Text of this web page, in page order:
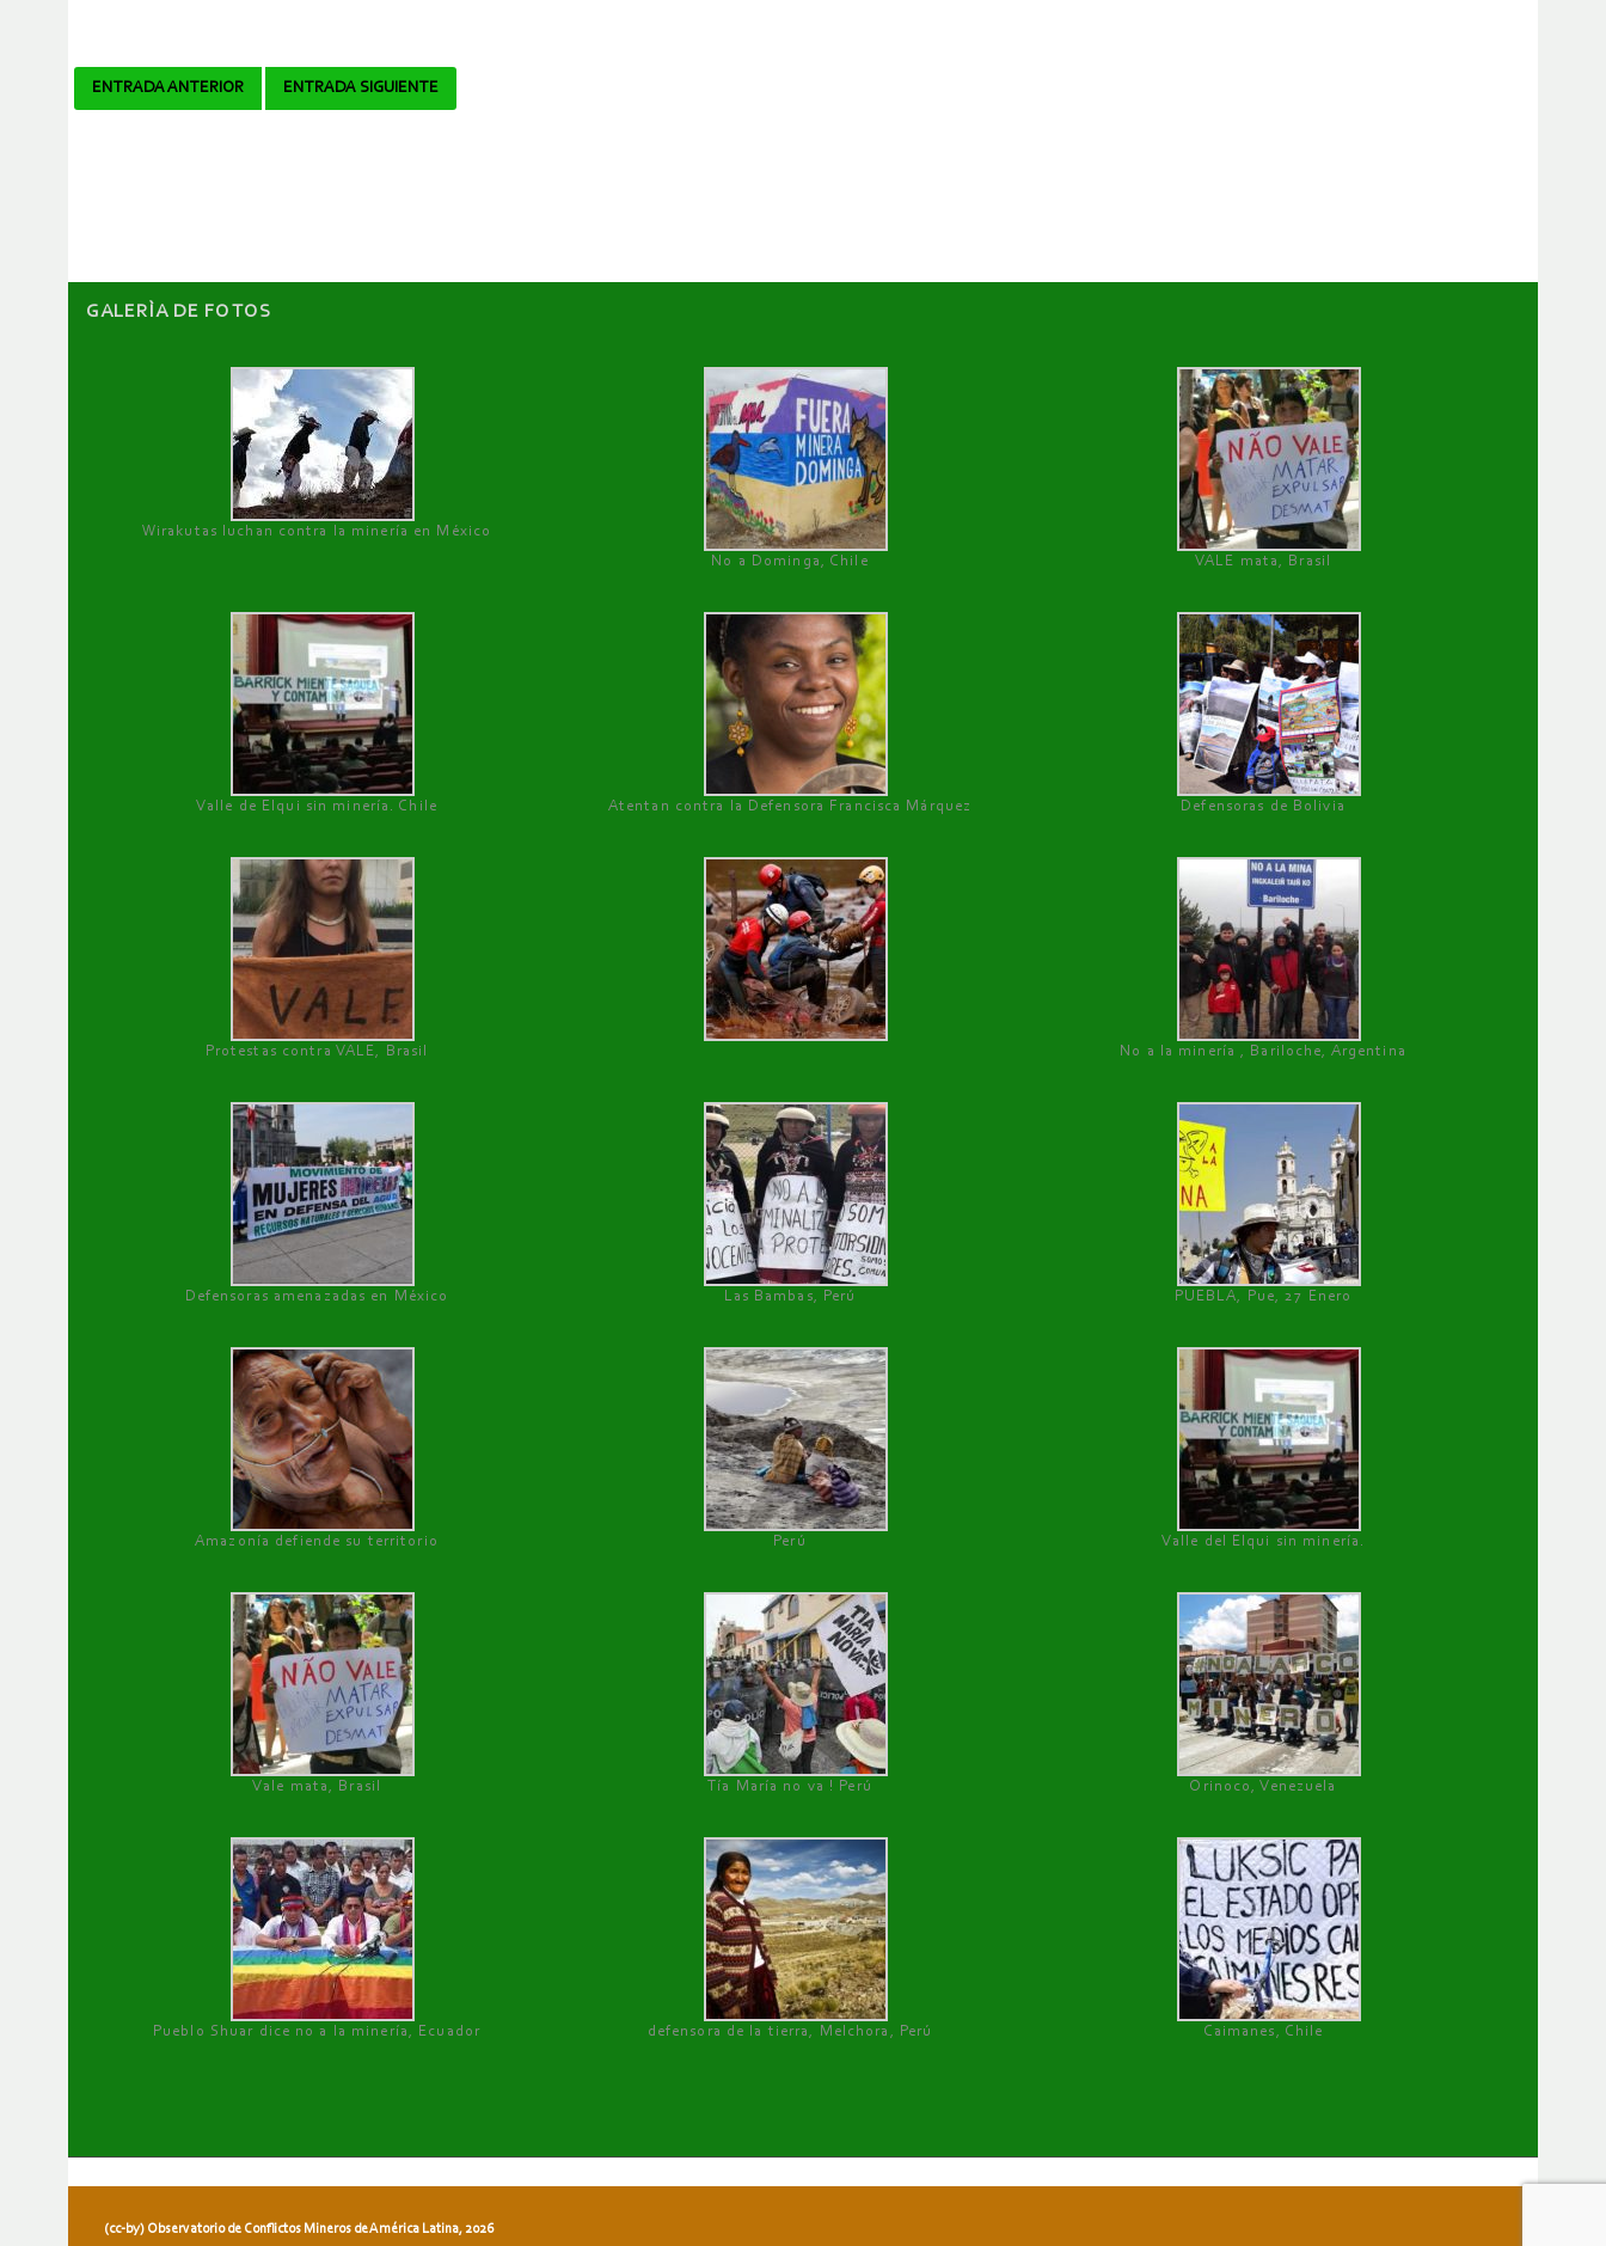
Navegador
ENTRADA ANTERIOR ENTRADA SIGUIENTE
GALERÌA DE FOTOS
Wirakutas luchan contra la minería en México
No a Dominga, Chile
VALE mata, Brasil
Valle de Elqui sin minería. Chile Atentan contra la Defensora Francisca Márquez Defensoras de Bolivia
Protestas contra VALE, Brasil No a la minería , Bariloche, Argentina
Defensoras amenazadas en México Las Bambas, Perú PUEBLA, Pue, 27 Enero
Amazonía defiende su territorio Perú Valle del Elqui sin minería.
Vale mata, Brasil Tía María no va ! Perú Orinoco, Venezuela
Pueblo Shuar dice no a la minería, Ecuador defensora de la tierra, Melchora, Perú Caimanes, Chile
(cc-by) Observatorio de Conflictos Mineros de América Latina, 2026